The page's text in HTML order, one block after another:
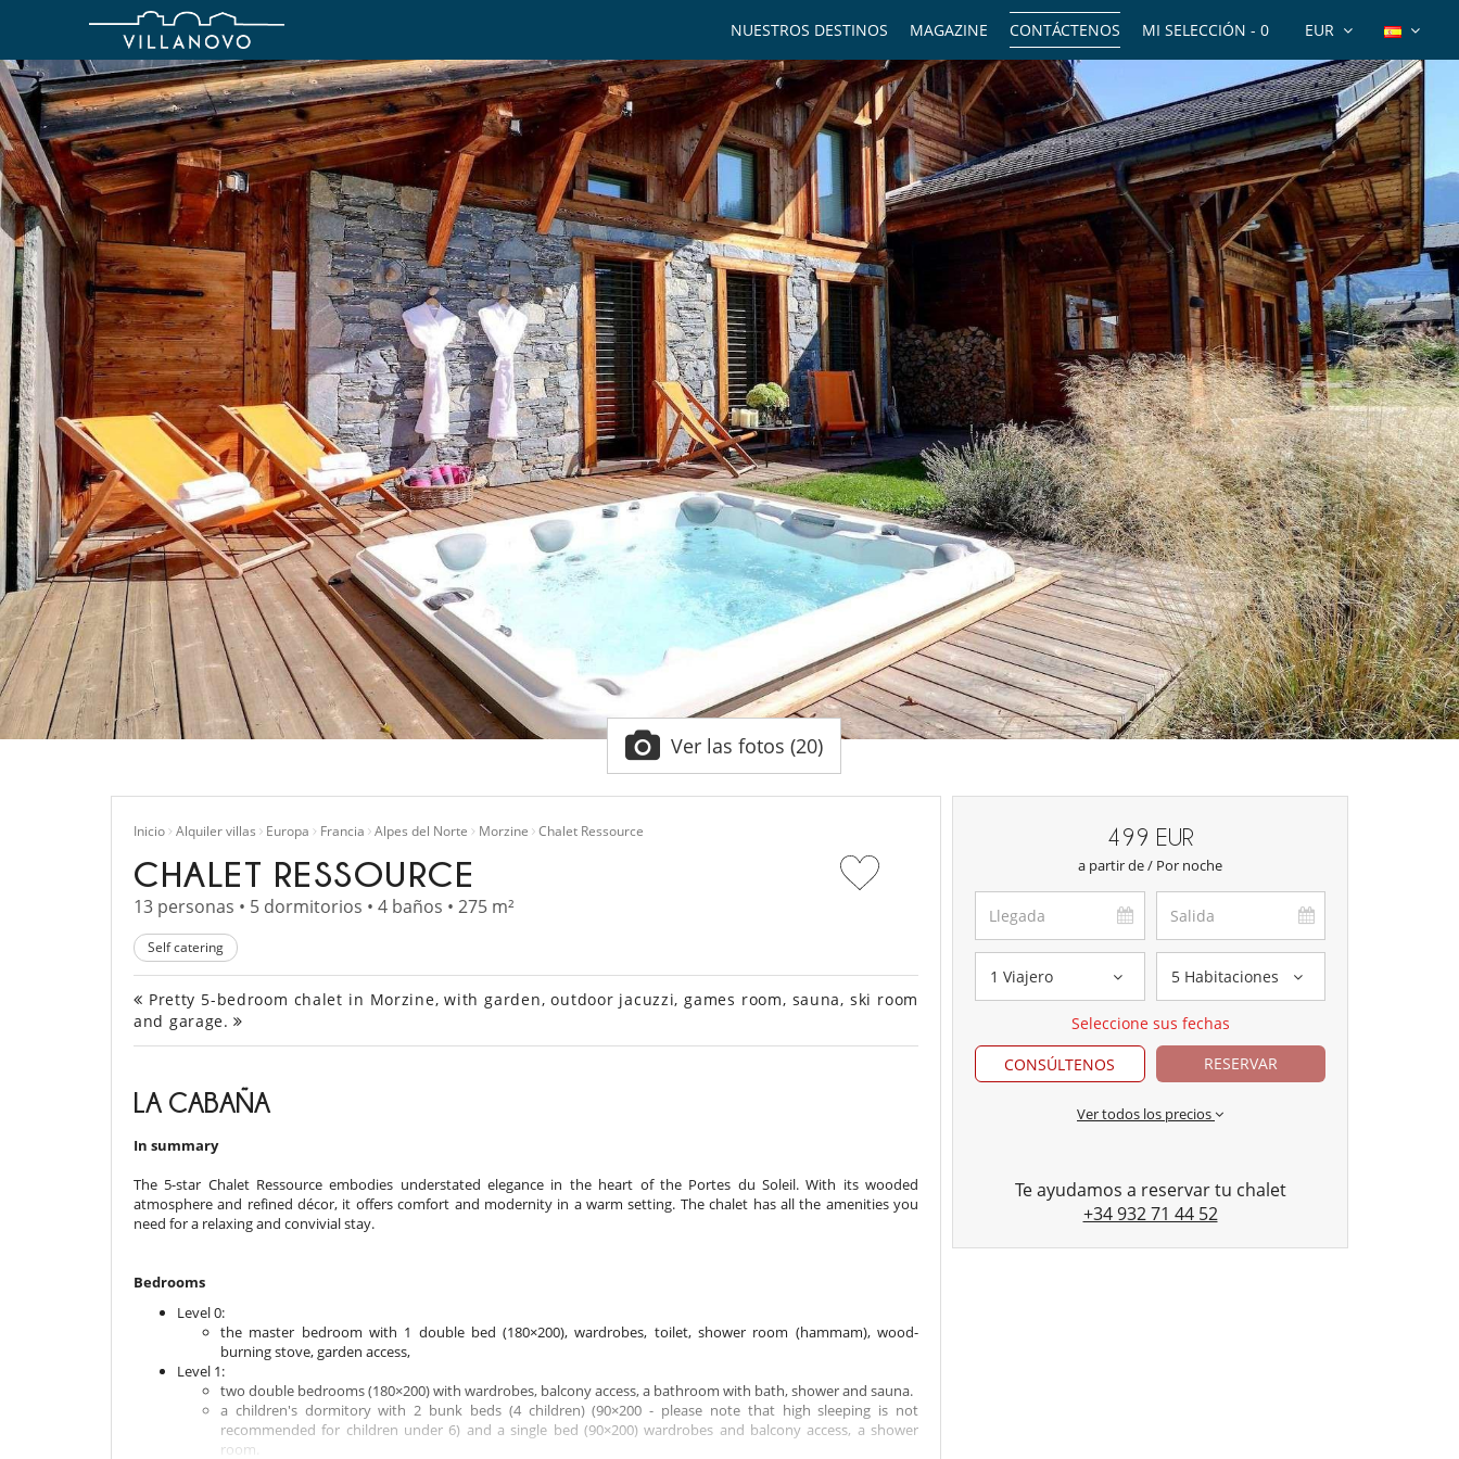
EUR
MI SELECCIÓN - 0
CONTÁCTENOS
MAGAZINE
NUESTROS DESTINOS
Ver las fotos (20)
Inicio Alquiler villas Europa Francia Alpes del Norte Morzine Chalet Ressource
CHALET RESSOURCE
13 personas • 5 dormitorios • 4 baños • 275 m²
Self catering
Pretty 5-bedroom chalet in Morzine, with garden, outdoor jacuzzi, games room, sauna, ski room
and garage.
LA CABAÑA
In summary
The 5-star Chalet Ressource embodies understated elegance in the heart of the Portes du Soleil. With its wooded
atmosphere and refined décor, it offers comfort and modernity in a warm setting. The chalet has all the amenities you
need for a relaxing and convivial stay.
Bedrooms
Level 0:
the master bedroom with 1 double bed (180×200), wardrobes, toilet, shower room (hammam), wood-
burning stove, garden access,
Level 1:
two double bedrooms (180×200) with wardrobes, balcony access, a bathroom with bath, shower and sauna.
a children's dormitory with 2 bunk beds (4 children) (90×200 - please note that high sleeping is not
recommended for children under 6) and a single bed (90×200) wardrobes and balcony access, a shower
room.
499 EUR
a partir de / Por noche
1 Viajero 5 Habitaciones
Seleccione sus fechas
CONSÚLTENOS
RESERVAR
Ver todos los precios
Te ayudamos a reservar tu chalet
+34 932 71 44 52